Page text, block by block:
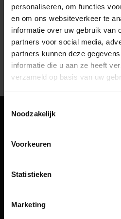
personaliseren, om functies
en om ons websiteverkeer te
informatie over uw gebruik van
partners voor social media,
partners kunnen deze
informatie die u aan ze heeft
verzameld op basis van uw
Noodzakelijk
Voorkeuren
Statistieken
Marketing
bekijk onze
Misschien ook iets
Gerelateerde producten